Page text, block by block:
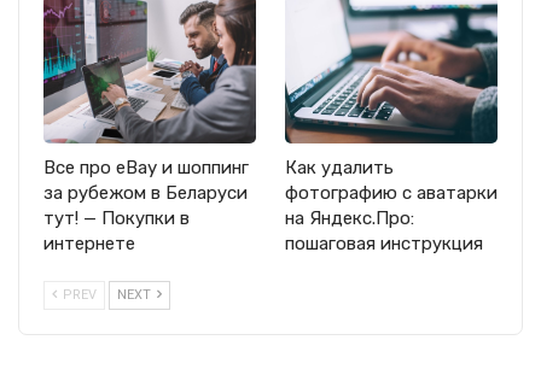
Все про eBay и шоппинг
за рубежом в Беларуси
тут! — Покупки в
интернете
Как удалить
фотографию с аватарки
на Яндекс.Про:
пошаговая инструкция
PREV NEXT